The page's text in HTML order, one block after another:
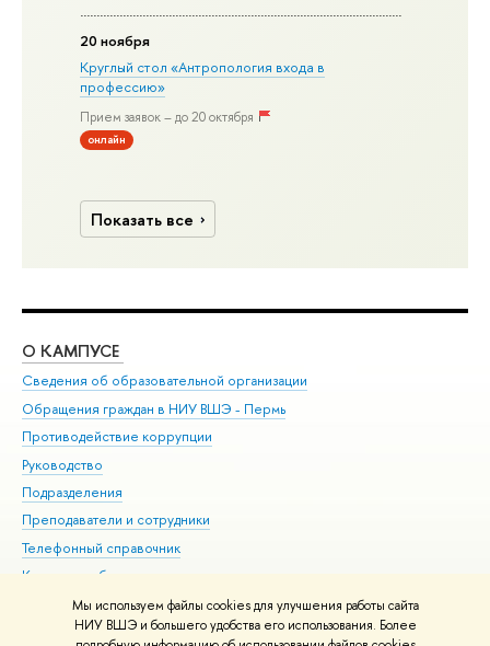
Мы используем файлы cookies для улучшения работы сайта
НИУ ВШЭ и большего удобства его использования. Более
20 ноября
Круглый стол «Антропология входа в
профессию»
Прием заявок – до 20 октября
онлайн
Показать все
О КАМПУСЕ
Сведения об образовательной организации
Обращения граждан в НИУ ВШЭ - Пермь
Противодействие коррупции
Руководство
Подразделения
Преподаватели и сотрудники
Телефонный справочник
Корпуса и общежития
ВШЭ для студентов с ограниченными возможностями
здоровья и инвалидностью